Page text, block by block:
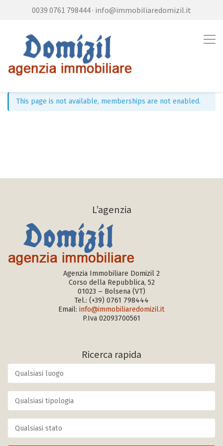
0039 0761 798444 · info@immobiliaredomizil.it
This page is not available, memberships are not enabled.
L’agenzia
Agenzia Immobiliare Domizil 2
Corso della Repubblica, 52
01023 – Bolsena (VT)
Tel.: (+39) 0761 798444
Email: info@immobiliaredomizil.it
P.Iva 02093700561
Ricerca rapida